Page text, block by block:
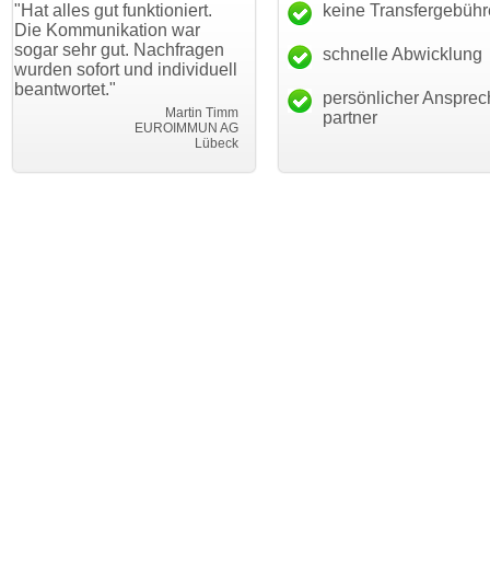
funktioniert.
war
Nachfragen
und individuell
"Danke für den schnellen
Transfer und guten Service!"
Thomas Schäfer
i can eckert communication GmbH
"Ich bin
haben.
mein
keine
schnelle Abwicklung
persönlicher
partner